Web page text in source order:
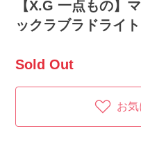
【X.G 一点もの】
ックラブラドライ
Sold Out
お